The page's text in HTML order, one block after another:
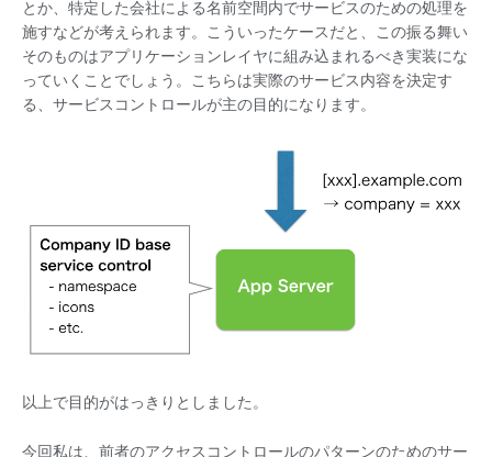
とか、特定した会社による名前空間内でサービスのための処理を
施すなどが考えられます。こういったケースだと、この振る舞い
そのものはアプリケーションレイヤに組み込まれるべき実装にな
っていくことでしょう。こちらは実際のサービス内容を決定す
る、サービスコントロールが主の目的になります。
以上で目的がはっきりとしました。
今回私は、前者のアクセスコントロールのパターンのためのサー